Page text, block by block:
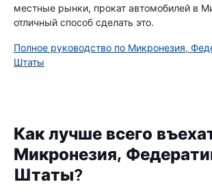
местные рынки, прокат автомобилей в
отличный способ сделать это.
Полное руководство по Микронезия,
Штаты
Как лучше всего
Микронезия,
Штаты?